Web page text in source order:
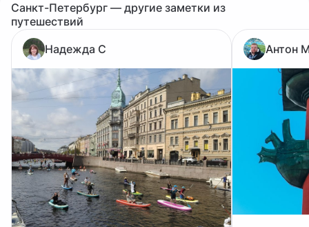
Санкт-Петербург — другие заметки из
путешествий
Надежда С
Антон